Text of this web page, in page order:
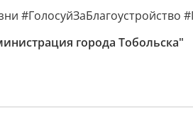
города Тобольска"